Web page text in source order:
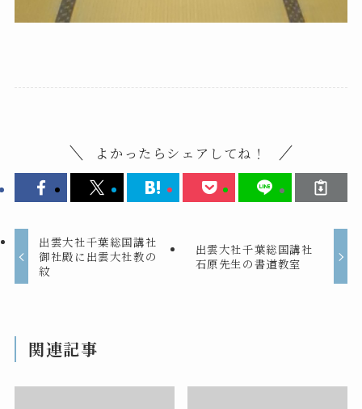
よかったらシェアしてね！
出雲大社千葉総国講社
御社殿に出雲大社教の
紋
出雲大社千葉総国講社
石原先生の書道教室
関連記事